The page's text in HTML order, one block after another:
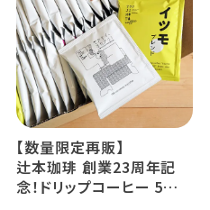
【数量限定再販】
辻本珈琲 創業23周年記
念！ドリップコーヒー 5種